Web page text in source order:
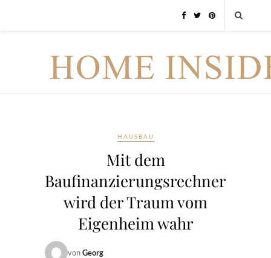
HAUSBAU
Mit dem
Baufinanzierungsrechner
wird der Traum vom
Eigenheim wahr
vonGeorg